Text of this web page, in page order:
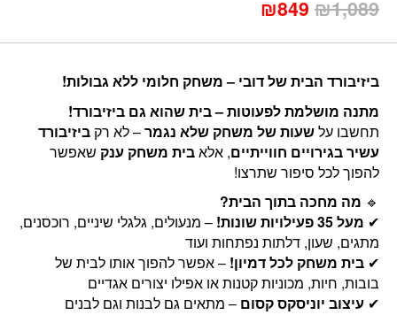
₪1,089
המחיר
היה:
₪849
המחיר
הוא:
ביזיבורד הבית של דובי – משחק חלומי ללא גבולות!
מתנה מושלמת לפעוטות – בית שהוא גם ביזיבורד!
תחשבו עלשעות של משחק שלא נגמר– לא רק ביזיבורד
עשיר בגירויים חווייתיים, אלאבית משחק ענק שאפשר
להפוך לכל סיפור שתרצו!
🔹 מה מחכה בתוך הבית?
✔ מעל 35 פעילויות שונות!
– מנעולים, גלגלי שיניים, רוכסנים,
מתגים, שעון, דלתות נפתחות ועוד
✔ בית משחק לכל דמיון! – אפשר להפוך אותו לבית של
בובות, חיות, מכוניות קטנות או אפילו יצורים אגדיים
✔ עיצוב יוניסקס קסום – מתאים גם לבנות וגם לבנים